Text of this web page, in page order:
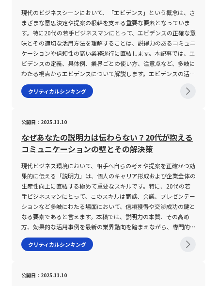
客単価を上げる」に分解することで、検討すべき施策を具体化でき
る。 情報を整理する際には、MECEという考え方も活用できる。
MECEとは、検討する要素について、重複をできるだけ避けなが
ら、重要な漏れがない状態を目指す考え方である。 顧客を分類す
る場合には、個人顧客と法人顧客、新規顧客と既存顧客など、分析
の目的に応じて分類軸を設定する。 ただし、現実のビジネス課題
を完全に重複なく分類できるとは限らない。MECEを形式的に完成
である。 論理的思考の基本となる推論方法には、演繹法、帰納
額以上の場合は部長承認が必要である」という社内ルールと、「今
回の契約はその金額以上である」という事実から、「今回の契約に
は部長承認が必要である」と結論付ける。 演繹法では、推論の形
が正しくても、最初の前提が誤っていれば結論も誤るため、前提条
件の確認が欠かせない。 帰納法は、複数の具体的な事実から、共
通する傾向や一般的な結論を導く方法である。 複数の顧客インタ
ビューで同じ課題が挙げられた場合、その課題が特定の顧客層に共
通している可能性を考えることができる。 ただし、確認した事例
が少ない場合や、調査対象に偏りがある場合には、結論を一般化し
すぎないよう注意が必要である。 アブダクションは、観察された
事実を最も合理的に説明できる仮説を考える方法である。 たとえ
位の低下、広告配信の停止、入力フォームの不具合など、複数の仮
ビジネスでは最初からすべての情報がそろっているとは限らないた
を通じて本当に必要な情報だけを抽出する技術が重要である。 次
に、「なぜ？」と「どうなっているのか？」という問いを繰り返す
プロセスにおいて、安易な仮説形成に陥らないよう注意が必要であ
る。たとえ鋭い仮説が得られたとしても、それを実証するためのロ
ジカルな思考や、現実との整合性を検証する過程を省略してしまう
と、誤った方向への戦略を立てるリスクが高まる。仮説が正しいか
否かを見極めるためには、徹底した検証と同時に、得られた仮説を
現場で得た「隠れた法則」を一度ストックしてしまっても、それが
認識の偏りや先入観に対する疑問意識を持つことが不可欠である。
人は必ずしも客観的に情報を捉えられるわけではなく、自らの経験
や既存の価値観に基づいて情報をフィルタリングしてしまう傾向が
ある。そのため、異なる視点や他者の意見を積極的に取り入れる姿
勢が、正確な洞察を得るための鍵となる。このようなプロセスを通
じて、本質的な問題に対するアプローチを深化させ、結果として企
業全体が抱える課題に対する長期的な解決策を見出すことができ
る。 最後に、観察力と分析力は一朝一夕で磨かれるものではな
く、日々の積み重ねが必要である。多忙な現代ビジネスマンにとっ
て、瞬時に結論を出すことが求められる一方で、深い洞察を得るた
めには「プロセス」にこだわる姿勢が重要だ。表面的な成果を追求
走るあまり中長期的な成長を阻害する結果となる。そのため、定期
とめ 本稿では、「本質を見抜く力」がどのような能力であるか、
る可能性があります。つまり、すべての課題に対して一律に合理的
な枠組みで解決策を見出すことが最良の手法とは限らず、状況に応
じた適切なバランスが求められます。 また、過度に論理構造に固
執すると、人間の感情や直感が軽視されるリスクもあります。ビジ
ネスにおいては、数字やデータだけでなく、従業員や顧客の心理的
側面を理解することも重要です。このため、論理と感性を融合させ
た統合的な判断力が求められると言えるでしょう。 さらに、論理
入れる姿勢が必要です。情報過多の現代社会においては、偏った情
が必要です。 このように、論理的思考力には数多くの利点がある
一方で、その運用にはバランスや柔軟性、そして批判的な視点を持
つことが不可欠です。 論理的思考力を鍛える具体的なトレーニン
グ方法 論理的思考力の向上には、体系的なトレーニングが不可欠
です。ここでは、若手ビジネスマンが自らの論理的思考力を向上さ
せるために実行可能な具体的な方法について解説します。 1. 順序
立てたディスカッションの実践 日常業務やミーティングにお
いて、自分の意見を述べる際に、必ずその意見に至るまでの根拠や
理由を時系列に整理して説明するよう努めましょう。相手の発言に
ついても、単に受け流すのではなく、意図する文脈や前後の関係性
を検討することで、論理の飛躍を防ぐ効果があります。 2. 豊富な
された文献を広く読むことで、文章構成や論理展開のパターンを学
練となります。 3. ゲームやシミュレーションの活用 数独やク
孕んでいます。特にSNS上では、エモーショナルな表現や誤解を招
く内容が拡散されやすいため、情報リテラシーの低さが大きな社会
的・経済的リスクに直結するケースが増加しています。 企業にお
いては、従業員一人ひとりが高い情報リテラシーを持つことで、情
報漏えいやサイバー攻撃、さらにはセールストークによる誤解や不
当な投資判断などから企業全体を守ることが可能となります。加え
て、情報発信においても正しい情報が伝わることでブランドの信頼
スキルといえるのです。 情報リテラシーの注意点 情報リテラシー
サイバー攻撃の標的となりやすくなります。例えば、スパムメール
や不審なリンクを無防備にクリックすることにより、マルウェアの
感染や企業内部のデータ流出が生じるリスクがあります。従業員が
正しい情報取り扱いの知識を持たない場合、組織全体としてのセキ
ュリティが脆弱となり、経済的・ reputational（評判）な損失を被
る可能性が高まります。 また、情報リテラシーが不足しているこ
とによって、企業外部からの詐欺や不当なセールストークに対して
も脆弱になる点は深刻です。質の低い情報に基づいて不適切な投資
判断を下したり、信用できるはずのパートナーに対して不用意な発
言を行ってしまうと、企業の信頼性が損なわれ、競合他社に後れを
取る危険性があります。 さらに、SNSやインターネットが情報発信
ランディングに影響を及ぼす点は無視できません。SNS上での不用
アカウントでの情報発信には、厳重な管理と教育が求められます。
セプチュアルスキルの重要度が増すとされ、特にトップマネジメン
ト層に欠かせない能力である。一方、ドラッカーモデルでは、現代
の急激な環境変化を背景に、あらゆる社員に共通して必要とされる
能力として位置づけられている。 現代のビジネス環境は、従来の
定型化された業務では捉えきれない複雑な問題やリスクに直面して
おり、従来型の業務遂行スキル（テクニカルスキル）や人間関係を
円滑にするヒューマンスキルとともに、コンセプチュアルスキルが
企業や個人の成功に直結する重要な要素となっている。コンセプチ
ュアルスキルは、抽象的な概念を具体的な事実に変換する「抽象
決策を見いだすことが可能になる。 企業が直面する課題の中に
は、表面的な解決策では再発する問題や、急激な市場変化に追随で
きないリスクが内在している。したがって、コンセプチュアルスキ
ルを高めることは、従業員一人ひとりが自らの業務の中で本質を捉
え、革新的な発想をもって問題に取り組むための基盤となる。ま
た、コンセプチュアルスキルを構成する要素としては、ロジカルシ
ンキング、クリティカルシンキング、ラテラルシンキング、多面的
視野、俯瞰力、知的好奇心、探究心、受容性、柔軟性、そして先見
性が挙げられる。これらの要素をバランスよく鍛えることで、個々
のビジネスマンは市場の変化に柔軟かつ迅速に対応し、組織全体の
競争力向上に寄与できるといえる。 例えば、ある業務において
「この業務の目的は何か？」と問い、業務の構造を抽象化すること
で本来の目的を再確認するプロセスは、コンセプチュアルスキルの
ョンの推進力として極めて重要である。現代のビジネス環境におい
現代のビジネスシーンにおいて、「エビデンス」という概念は、さ
まざまな意思決定や提案の根幹を支える重要な要素となっていま
す。特に20代の若手ビジネスマンにとって、エビデンスの正確な意
味とその適切な活用方法を理解することは、説得力のあるコミュニ
ケーションや信頼性の高い業務遂行に直結します。本記事では、エ
ビデンスの定義、具体例、業界ごとの使い方、注意点など、多岐に
わたる視点からエビデンスについて解説します。エビデンスの活用
法を知ることで、あらゆるビジネスシーンでの主張の裏付けとな
り、円滑な意思決定やトラブル防止にもつながるでしょう。 エビ
としての客観的な証拠を示します。ビジネスにおいてエビデンスが
果たす役割は極めて重大であり、主張や提案の信頼性を担保するた
めの基盤として用いられます。たとえば、商談やミーティングの
際、契約書や議事録、また各種レポートに記録される情報は、エビ
デンスとして相手方や社内の理解の齟齬を避けるために必要不可欠
です。また、資料やデータ、実績、事例といったエビデンスは、単
なる個人的な意見や仮説を超え、実際の事実に基づいた裏付けとし
て、戦略的な意思決定を支えます。各業界においては、エビデンス
の意味や使い方が若干異なり、たとえばIT業界ではシステムの正常
動作を示すスクリーンショットやログデータ、医療業界では治療法
の有効性を裏付ける臨床試験の結果、金融業界では預貯金や株式情
報といった具体的な証明書類がエビデンスとして位置付けられてい
ます。エビデンスにより、単なる感覚に頼った判断ではなく、客観
す。さらに、エビデンスを適切に提示することは、ビジネス上のリ
クリティカルシンキング
公開日：2025.11.10
なぜあなたの説明力は伝わらない？20代が抱える
コミュニケーションの壁とその解決策
現代ビジネス環境において、相手へ自らの考えや提案を正確かつ効
果的に伝える「説明力」は、個人のキャリア形成および企業全体の
生産性向上に直結する極めて重要なスキルです。特に、20代の若
手ビジネスマンにとって、このスキルは商談、会議、プレゼンテー
ションなど多岐にわたる場面において、信頼獲得や交渉成功の鍵と
なる要素であると言えます。本稿では、説明力の本質、その高め
方、効果的な活用事例を最新の業界動向を踏まえながら、専門的な
視点で解説していきます。 説明力とは 説明力とは、相手に伝えた
い要点や目的、背景を的確に整理し、平易な言葉でわかりやすく伝
言葉の選定など、一連のプロセスから成り立っています。ビジネス
クリティカルシンキング
公開日：2025.11.10